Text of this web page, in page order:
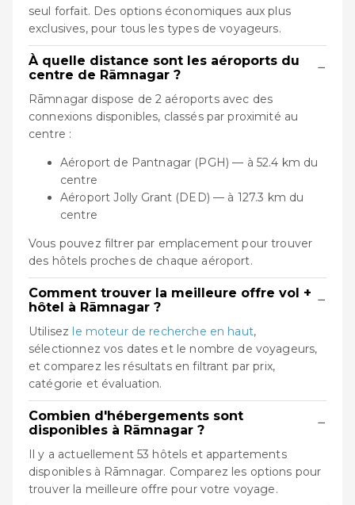
seul forfait. Des options économiques aux plus
exclusives, pour tous les types de voyageurs.
À quelle distance sont les aéroports du
centre de Rāmnagar ?
−
Rāmnagar dispose de 2 aéroports avec des
connexions disponibles, classés par proximité au
centre :
Aéroport de Pantnagar (PGH) — à 52.4 km du
centre
Aéroport Jolly Grant (DED) — à 127.3 km du
centre
Vous pouvez filtrer par emplacement pour trouver
des hôtels proches de chaque aéroport.
Comment trouver la meilleure offre vol +
hôtel à Rāmnagar ?
−
Utilisez le moteur de recherche en haut,
sélectionnez vos dates et le nombre de voyageurs,
et comparez les résultats en filtrant par prix,
catégorie et évaluation.
Combien d'hébergements sont
disponibles à Rāmnagar ?
−
Il y a actuellement 53 hôtels et appartements
disponibles à Rāmnagar. Comparez les options pour
trouver la meilleure offre pour votre voyage.